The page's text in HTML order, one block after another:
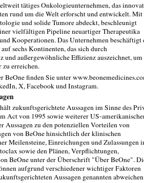
tätiges Onkologieunternehmen, das
rund um die Welt erforscht und entwickelt. Mit
und solide Tumore abdeckt, beschleunigt
vielfältigen Pipeline neuartiger Therapeutika
Kooperationen. Das Unternehmen beschäftigt
sechs Kontinenten, das sich durch
und außergewöhnliche Effizienz auszeichnet, um
zu erreichen.
BeOne finden Sie unter
X, Facebook und Instagram.
zukunftsgerichtete Aussagen im Sinne des
Act von 1995 sowie weiterer US-
Aussagen zu den potenziellen Vorteilen von
von BeOne hinsichtlich der klinischen
Meilensteine, Einreichungen und Zulassungen
sowie den Plänen, Verpflichtungen,
BeOne unter der Überschrift "Über BeOne".
aufgrund verschiedener wichtiger Faktoren
Aussagen genannten